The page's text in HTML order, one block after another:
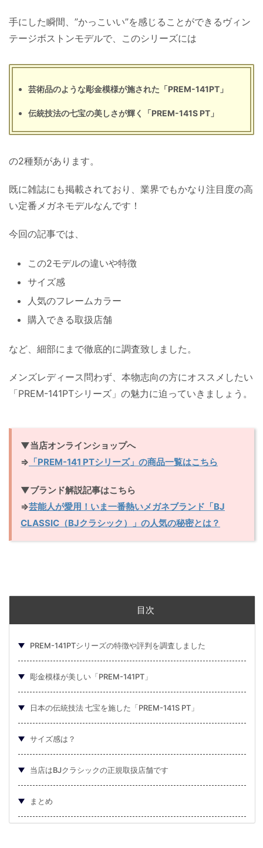
手にした瞬間、”かっこいい”を感じることができるヴィン
テージボストンモデルで、このシリーズには
芸術品のような彫金模様が施された「PREM-141PT」
伝統技法の七宝の美しさが輝く「PREM-141S PT」
の2種類があります。
既に雑誌にも掲載されており、業界でもかなり注目度の高
い定番メガネモデルなんです！
今回の記事では、
この2モデルの違いや特徴
サイズ感
人気のフレームカラー
購入できる取扱店舗
など、細部にまで徹底的に調査致しました。
メンズレディース問わず、本物志向の方にオススメしたい
「PREM-141PTシリーズ」の魅力に迫っていきましょう。
▼当店オンラインショップへ
⇒ 「PREM-141 PTシリーズ」の商品一覧はこちら
▼ブランド解説記事はこちら
⇒芸能人が愛用！いま一番熱いメガネブランド「BJ
CLASSIC（BJクラシック）」の人気の秘密とは？
目次
PREM-141PTシリーズの特徴や評判を調査しました
彫金模様が美しい「PREM-141PT」
日本の伝統技法 七宝を施した「PREM-141S PT」
サイズ感は？
当店はBJクラシックの正規取扱店舗です
まとめ